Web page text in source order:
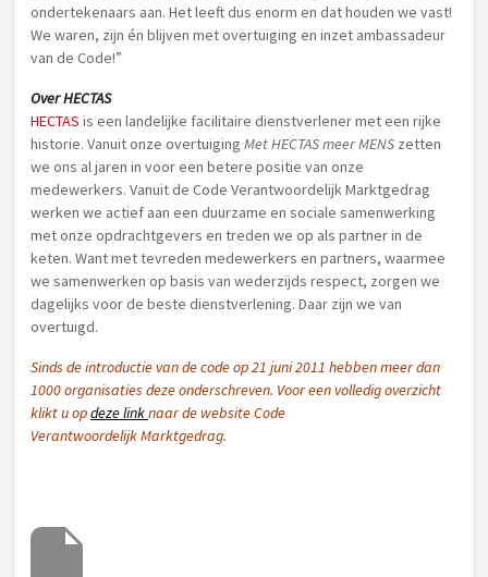
ondertekenaars aan. Het leeft dus enorm en dat houden we vast!
We waren, zijn én blijven met overtuiging en inzet ambassadeur
van de Code!”
Over HECTAS
HECTAS is een landelijke facilitaire dienstverlener met een rijke
historie. Vanuit onze overtuiging Met HECTAS meer MENS zetten
we ons al jaren in voor een betere positie van onze
medewerkers. Vanuit de Code Verantwoordelijk Marktgedrag
werken we actief aan een duurzame en sociale samenwerking
met onze opdrachtgevers en treden we op als partner in de
keten. Want met tevreden medewerkers en partners, waarmee
we samenwerken op basis van wederzijds respect, zorgen we
dagelijks voor de beste dienstverlening. Daar zijn we van
overtuigd.
Sinds de introductie van de code op 21 juni 2011 hebben meer dan
1000 organisaties deze onderschreven. Voor een volledig overzicht
klikt u opdeze linknaar de website Code
Verantwoordelijk Marktgedrag.